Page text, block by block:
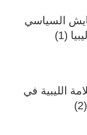
السياسي
(1)
الليبية في